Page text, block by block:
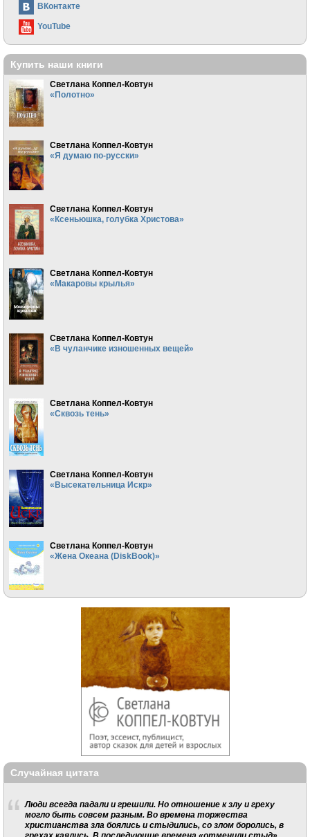
ВКонтакте
YouTube
Купить наши книги
Светлана Коппел-Ковтун
«Полотно»
Светлана Коппел-Ковтун
«Я думаю по-русски»
Светлана Коппел-Ковтун
«Ксеньюшка, голубка Христова»
Светлана Коппел-Ковтун
«Макаровы крылья»
Светлана Коппел-Ковтун
«В чуланчике изношенных вещей»
Светлана Коппел-Ковтун
«Сквозь тень»
Светлана Коппел-Ковтун
«Высекательница Искр»
Светлана Коппел-Ковтун
«Жена Океана (DiskBook)»
Случайная цитата
Люди всегда падали и грешили. Но отношение к злу и греху
могло быть совсем разным. Во времена торжества
христианства зла боялись и стыдились, со злом боролись, в